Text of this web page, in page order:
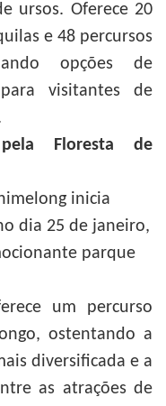
ursos. Oferece 20
e 48 percursos
opções de
visitantes de
Floresta de
um percurso
ostentando a
diversificada e a
as atrações de